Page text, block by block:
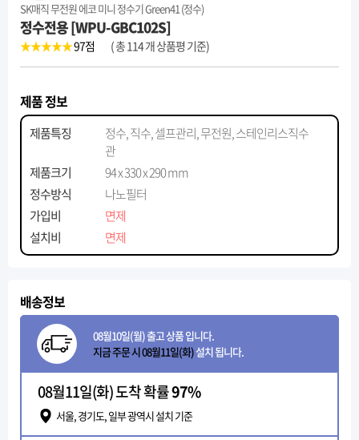
SK매직 무전원 에코 미니 정수기 Green41 (정수)
정수전용 [WPU-GBC102S]
★★★★★97점 ( 총 114 개 상품평 기준)
제품 정보
제품특징
정수, 직수, 셀프관리, 무전원, 스테인리스직수
관
제품크기
94 x 330 x 290 mm
정수방식
나노필터
가입비
면제
설치비
면제
배송정보
08월10일(월) 출고 상품 입니다.
지금 주문 시 08월11일(화)설치 됩니다.
08월11일(화) 도착 확률97%
서울, 경기도, 일부 광역시 설치 기준